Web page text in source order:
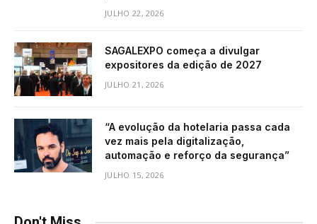
JULHO 22, 2026
SAGALEXPO começa a divulgar
expositores da edição de 2027
JULHO 21, 2026
“A evolução da hotelaria passa cada
vez mais pela digitalização,
automação e reforço da segurança”
JULHO 15, 2026